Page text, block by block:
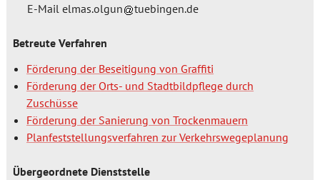
E-Mail elmas.olgun tuebingen.de
Betreute Verfahren
Förderung der Beseitigung von Graffiti
Förderung der Orts- und Stadtbildpflege durch
Zuschüsse
Förderung der Sanierung von Trockenmauern
Planfeststellungsverfahren zur Verkehrswegeplanung
Übergeordnete Dienststelle